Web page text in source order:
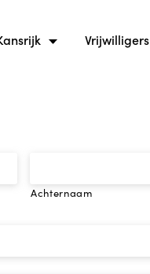
Vrijwilligers
Achternaam